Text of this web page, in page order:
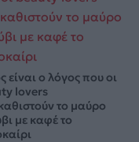
είναι ο λόγος που οι
lovers
το μαύρο
με καφέ το